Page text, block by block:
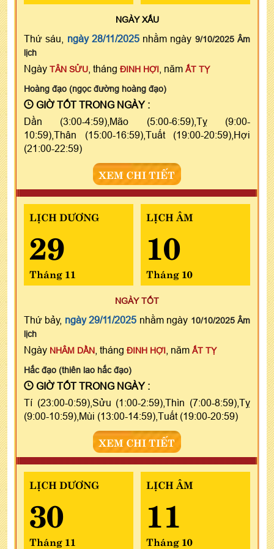
NGÀYXẤU
Thứ sáu, ngày 28/11/2025nhằm ngày 9/10/2025 Âm
lịch
Ngày TÂN SỬU , tháng ĐINH HỢI , năm ẤT TỴ
Hoàng đạo (ngọc đường hoàng đạo)
GIỜ TỐT TRONG NGÀY :
Dần (3:00-4:59),Mão (5:00-6:59),Tỵ (9:00-
10:59),Thân (15:00-16:59),Tuất (19:00-20:59),Hợi
(21:00-22:59)
XEM CHI TIẾT
LỊCH DƯƠNG
29
Tháng 11
LỊCH ÂM
10
Tháng 10
NGÀY TỐT
Thứ bảy, ngày 29/11/2025 nhằm ngày 10/10/2025 Âm
lịch
Ngày NHÂM DẦN , tháng ĐINH HỢI , năm ẤT TỴ
Hắc đạo (thiên lao hắc đạo)
GIỜ TỐT TRONG NGÀY :
Tí (23:00-0:59),Sửu (1:00-2:59),Thìn (7:00-8:59),Tỵ
(9:00-10:59),Mùi (13:00-14:59),Tuất (19:00-20:59)
XEM CHI TIẾT
LỊCH DƯƠNG
30
Tháng 11
LỊCH ÂM
11
Tháng 10